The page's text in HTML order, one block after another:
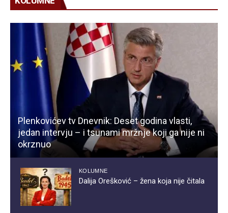
Plenkovićev tv Dnevnik: Deset godina vlasti,
jedan intervju – i tsunami mržnje koji ga nije ni
okrznuo
KOLUMNE
Dalija Orešković – žena koja nije čitala